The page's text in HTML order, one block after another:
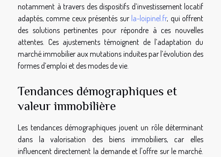
notamment à travers des dispositifs d’investissement locatif
adaptés, comme ceux présentés sur la-loipinel.fr, qui offrent
des solutions pertinentes pour répondre à ces nouvelles
attentes. Ces ajustements témoignent de l’adaptation du
marché immobilier aux mutations induites par l’évolution des
formes d’emploi et des modes de vie.
Tendances démographiques et
valeur immobilière
Les tendances démographiques jouent un rôle déterminant
dans la valorisation des biens immobiliers, car elles
influencent directement la demande et l'offre sur le marché.